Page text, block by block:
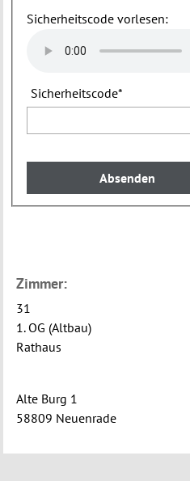
Sicherheitscode vorlesen:
Sicherheitscode*
Zimmer:
31
1. OG (Altbau)
Rathaus
Alte Burg 1
58809 Neuenrade